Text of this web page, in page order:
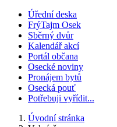
Úřední deska
FrýTajm Osek
Sběrný dvůr
Kalendář akcí
Portál občana
Osecké noviny
Pronájem bytů
Osecká pouť
Potřebuji vyřídit...
Úvodní stránka